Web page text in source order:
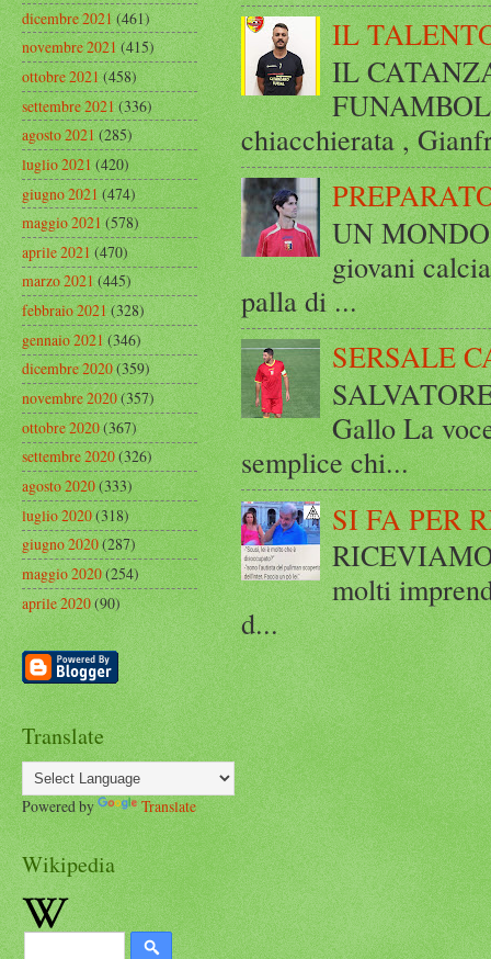
IL
IL
chiacchierata ,
UN
giovani
palla di ...
SERSALE
Gallo La
semplice chi...
SI FA PER
molti
d...
dicembre 2021(461)
novembre 2021(415)
ottobre 2021(458)
settembre 2021(336)
agosto 2021(285)
luglio 2021(420)
giugno 2021(474)
maggio 2021(578)
aprile 2021(470)
marzo 2021(445)
febbraio 2021(328)
gennaio 2021(346)
dicembre 2020(359)
novembre 2020(357)
ottobre 2020(367)
settembre 2020(326)
agosto 2020(333)
luglio 2020(318)
giugno 2020(287)
maggio 2020(254)
aprile 2020(90)
Translate
Powered by Translate
Wikipedia